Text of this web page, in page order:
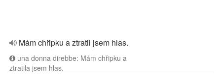
Mám chřipku a ztratil jsem hlas.
una donna direbbe: Mám chřipku a
ztratila jsem hlas.